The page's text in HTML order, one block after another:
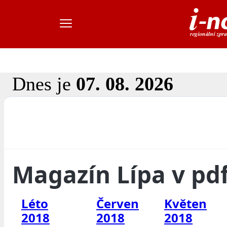
Dnes je 07. 08. 2026
Magazín Lípa v
Léto
2018
Červen
2018
Květen
2018